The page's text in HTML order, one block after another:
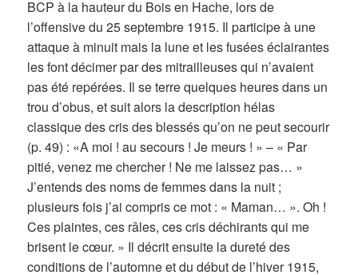
BCP à la hauteur du Bois en Hache, lors de
l’offensive du 25 septembre 1915. Il participe à une
attaque à minuit mais la lune et les fusées éclairantes
les font décimer par des mitrailleuses qui n’avaient
pas été repérées. Il se terre quelques heures dans un
trou d’obus, et suit alors la description hélas
classique des cris des blessés qu’on ne peut secourir
(p. 49) : «A moi ! au secours ! Je meurs ! » – « Par
pitié, venez me chercher ! Ne me laissez pas… »
J’entends des noms de femmes dans la nuit ;
plusieurs fois j’ai compris ce mot : « Maman… ». Oh !
Ces plaintes, ces râles, ces cris déchirants qui me
brisent le cœur. » Il décrit ensuite la dureté des
conditions de l’automne et du début de l’hiver 1915,